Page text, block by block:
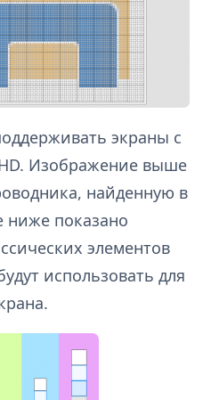
экраны с
Изображение выше
найденную в
ниже показано
элементов
использовать для